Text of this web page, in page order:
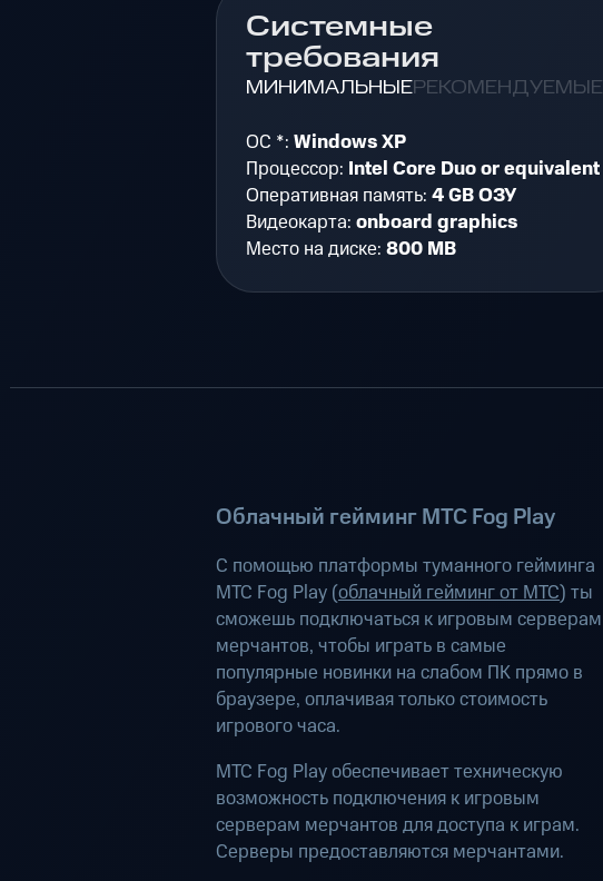
Системные
требования
МИНИМАЛЬНЫЕРЕКОМЕНДУЕМЫЕ
ОС *: Windows XP
Процессор: Intel Core Duo or equivalent
Оперативная память: 4 GB ОЗУ
Видеокарта: onboard graphics
Место на диске: 800 MB
Облачный гейминг МТС Fog Play
С помощью платформы туманного гейминга
МТС Fog Play (облачный гейминг от МТС) ты
сможешь подключаться к игровым серверам
мерчантов, чтобы играть в самые
популярные новинки на слабом ПК прямо в
браузере, оплачивая только стоимость
игрового часа.
МТС Fog Play обеспечивает техническую
возможность подключения к игровым
серверам мерчантов для доступа к играм.
Серверы предоставляются мерчантами.